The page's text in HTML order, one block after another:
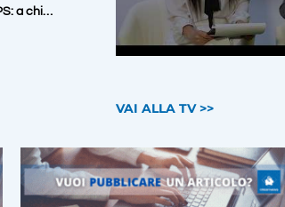
a chi…
VAI ALLA TV >>